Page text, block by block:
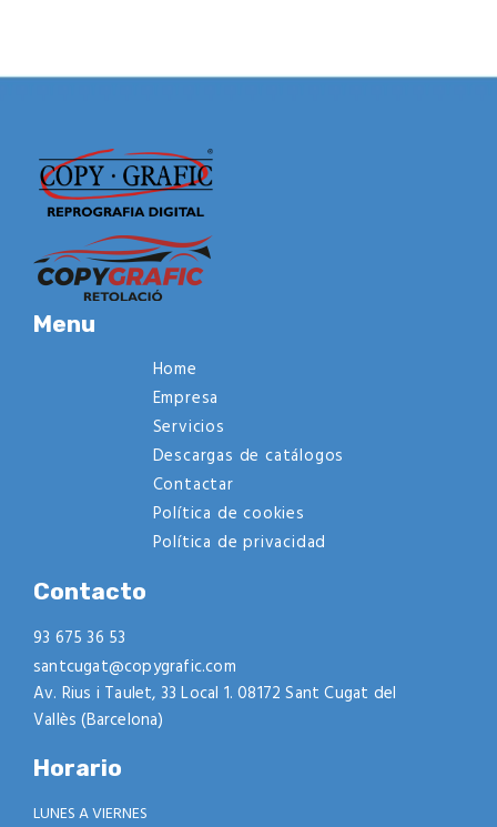
Menu
Home
Empresa
Servicios
Descargas de catálogos
Contactar
Política de cookies
Política de privacidad
Contacto
93 675 36 53
santcugat@copygrafic.com
Av. Rius i Taulet, 33 Local 1. 08172 Sant Cugat del
Vallès (Barcelona)
Horario
LUNES A VIERNES